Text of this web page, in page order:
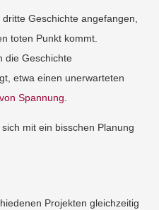
Geschichte angefangen,
toten Punkt kommt.
die Geschichte
etwa einen unerwarteten
Spannung
mit ein bisschen Planung
Projekten gleichzeitig